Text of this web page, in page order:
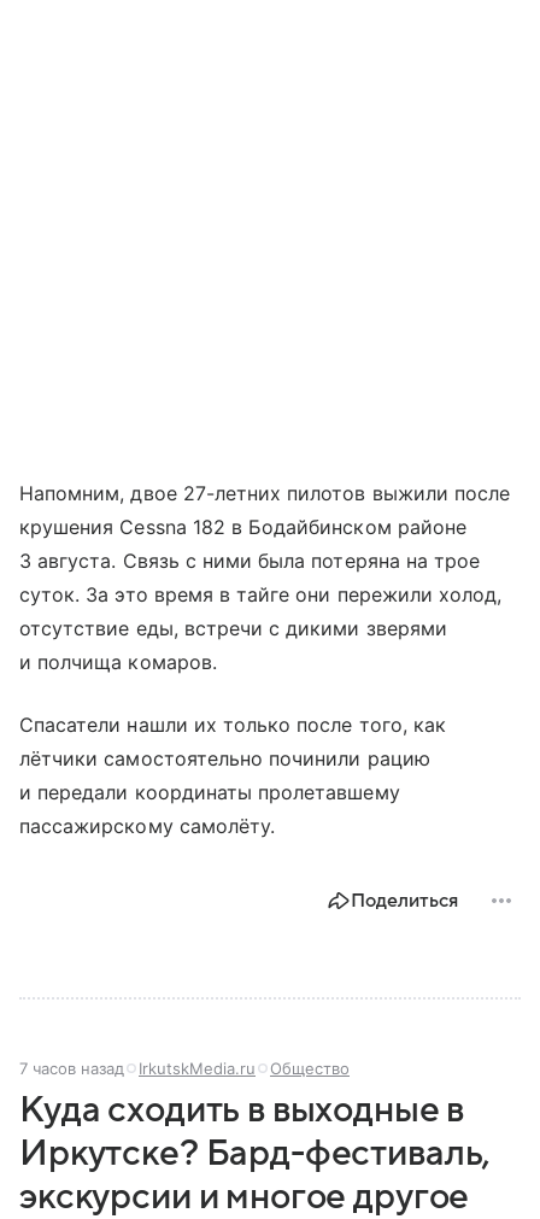
Напомним, двое 27-летних пилотов выжили после
крушения Cessna 182 в Бодайбинском районе
3 августа. Связь с ними была потеряна на трое
суток. За это время в тайге они пережили холод,
отсутствие еды, встречи с дикими зверями
и полчища комаров.
Спасатели нашли их только после того, как
лётчики самостоятельно починили рацию
и передали координаты пролетавшему
пассажирскому самолёту.
Поделиться
7 часов назад IrkutskMedia.ru Общество
Куда сходить в выходные в
Иркутске? Бард-фестиваль,
экскурсии и многое другое